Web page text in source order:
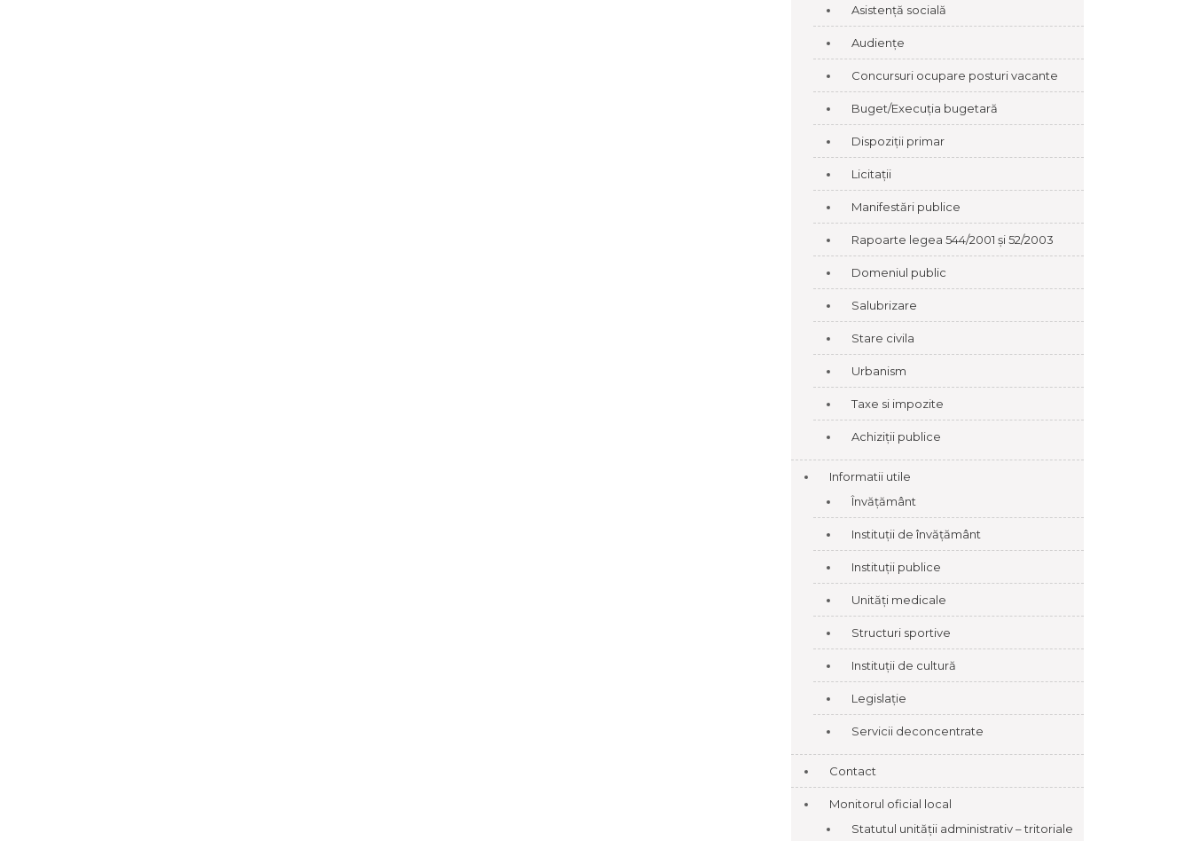
Asistență socială
Audiențe
Concursuri ocupare posturi vacante
Buget/Execuția bugetară
Dispoziții primar
Licitații
Manifestări publice
Rapoarte legea 544/2001 și 52/2003
Domeniul public
Salubrizare
Stare civila
Urbanism
Taxe si impozite
Achiziții publice
Informatii utile
Învățământ
Instituții de învățământ
Instituții publice
Unități medicale
Structuri sportive
Instituții de cultură
Legislație
Servicii deconcentrate
Contact
Monitorul oficial local
Statutul unității administrativ – tritoriale